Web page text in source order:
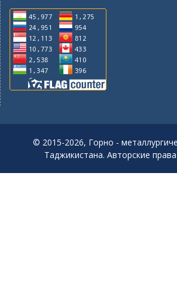
© 2015-2026, Горно -
Таджикистана. Авторские